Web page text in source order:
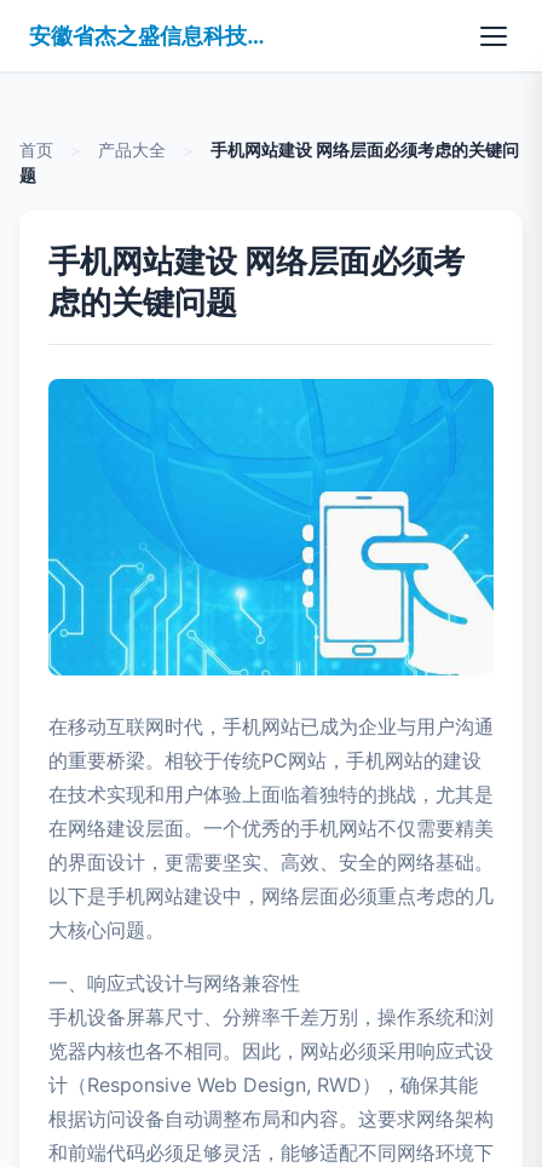
安徽省杰之盛信息科技有限公司
首页 产品大全
手机网站建设 网络层面必须考虑的关键问
题
手机网站建设 网络层面必须考
虑的关键问题
在移动互联网时代，手机网站已成为企业与用户沟通
的重要桥梁。相较于传统PC网站，手机网站的建设
在技术实现和用户体验上面临着独特的挑战，尤其是
在网络建设层面。一个优秀的手机网站不仅需要精美
的界面设计，更需要坚实、高效、安全的网络基础。
以下是手机网站建设中，网络层面必须重点考虑的几
大核心问题。
一、响应式设计与网络兼容性
手机设备屏幕尺寸、分辨率千差万别，操作系统和浏
览器内核也各不相同。因此，网站必须采用响应式设
计（Responsive Web Design, RWD），确保其能
根据访问设备自动调整布局和内容。这要求网络架构
和前端代码必须足够灵活，能够适配不同网络环境下